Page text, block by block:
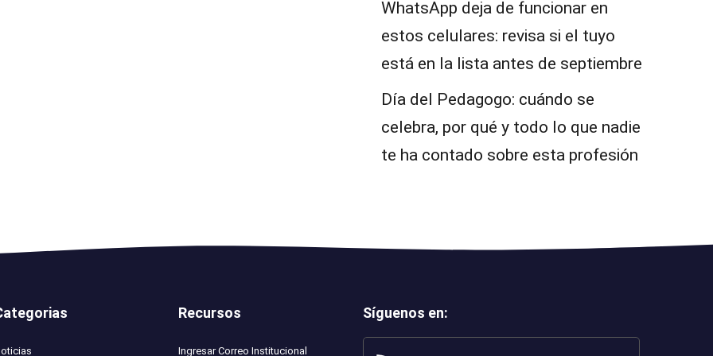
WhatsApp deja de funcionar en
estos celulares: revisa si el tuyo
está en la lista antes de septiembre
Día del Pedagogo: cuándo se
celebra, por qué y todo lo que nadie
te ha contado sobre esta profesión
Recursos
Ingresar Correo Institucional
Síguenos en: